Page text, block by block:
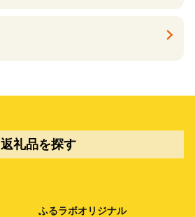
返礼品を探す
ふるラボオリジナル